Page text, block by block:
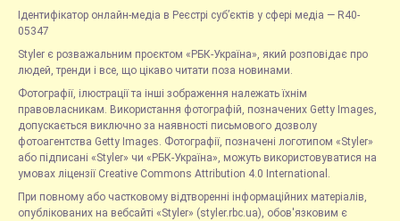
Ідентифікатор онлайн-медіа в Реєстрі суб’єктів у сфері медіа — R40-
05347
Styler є розважальним проєктом «РБК-Україна», який розповідає про
людей, тренди і все, що цікаво читати поза новинами.
Фотографії, ілюстрації та інші зображення належать їхнім
правовласникам. Використання фотографій, позначених Getty Images,
допускається виключно за наявності письмового дозволу
фотоагентства Getty Images. Фотографії, позначені логотипом «Styler»
або підписані «Styler» чи «РБК-Україна», можуть використовуватися на
умовах ліцензії Creative Commons Attribution 4.0 International.
При повному або частковому відтворенні інформаційних матеріалів,
опублікованих на вебсайті «Styler» (styler.rbc.ua), обов'язковим є